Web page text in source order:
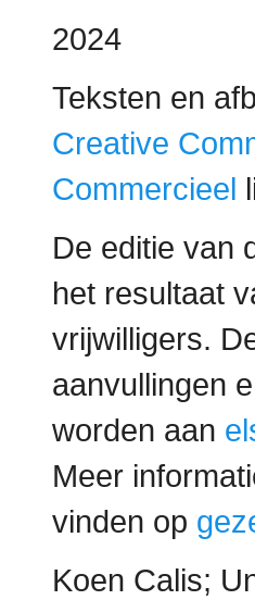
2024
Teksten en
Creative
Commercieel
De editie van
het resultaat
vrijwilligers.
aanvullingen
worden aan
Meer
vinden op
Koen Calis;